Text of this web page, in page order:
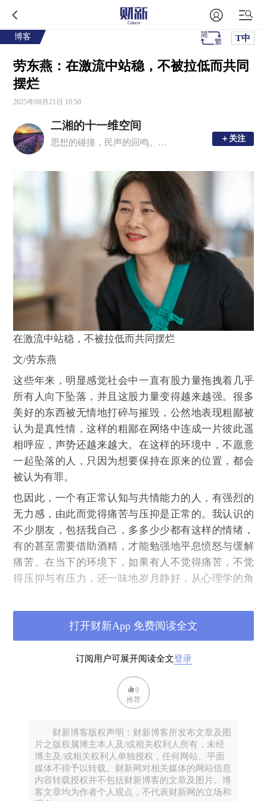
博客 T中
劳东燕：在激流中站稳，不被拉低而共同
摆烂
2025年08月21日 10:50
二湘的十一维空间
思想的碰撞，民声的回鸣。理性思考，感性文字。 ＋关注
＋关注
在激流中站稳，不被拉低而共同摆烂
文/劳东燕
这些年来，明显感觉社会中一直有股力量拖拽着几乎
所有人向下坠落，并且这股力量变得越来越强。很多
美好的东西被无情地打碎与摧毁，公然地表现粗鄙被
认为是真性情，这样的粗鄙在网络中连成一片彼此遥
相呼应，声势还越来越大。在这样的环境中，不愿意
一起坠落的人，只因为想要保持在原来的位置，都会
被认为有罪。
也因此，一个有正常认知与共情能力的人，有强烈的
无力感，由此而觉得痛苦与压抑是正常的。我认识的
不少朋友，包括我自己，多多少少都有这样的情绪，
有的甚至需要借助酒精，才能勉强地平息愤怒与缓解
痛苦。在当下的环境下，如果有人不觉得痛苦，不觉
得压抑与有压力，还一味地岁月静好，从心理学的角
得很重。退一步说，即便不是病得厉害，也是迟钝得
移到自己欺负得起的个人身上，颇有那种要烂就大家
一起烂的势头。这样的情绪我能理解，它是人性的弱
点与本能使然，但这种摆烂的心态与举止我不赞成。
因为这只会造成更大的雪崩，而真到那一天，自己也
绝不无辜。网络公共领域的这种氛围，不能说对我毫
无影响，有时不免也有厌倦之感，好在自从较少走心
之后，很难再实质性地伤害到我。
从另一个角度来说，经历恶劣的环境，也许反而有助
于个人的成长，焕发自身内在的生命力，就像《乱世
订阅用户可展开阅读全文登录
打开财新App 免费阅读全文
0
推荐
财新博客版权声明：财新博客所发布文章及图
片之版权属博主本人及/或相关权利人所有，未经
博主及/或相关权利人单独授权，任何网站、平面
媒体不得予以转载。财新网对相关媒体的网站信息
内容转载授权并不包括财新博客的文章及图片。博
客文章均为作者个人观点，不代表财新网的立场和